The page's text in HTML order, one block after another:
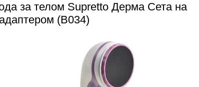
за телом Supretto Дерма Сета на
(B034)